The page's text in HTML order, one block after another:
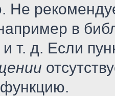
Не
в
т. д. Если